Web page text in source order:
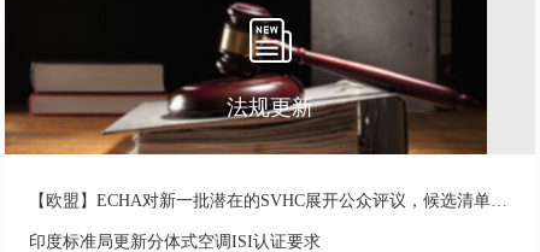
法规更新
印度标准局更新分体式空调ISI认证要求